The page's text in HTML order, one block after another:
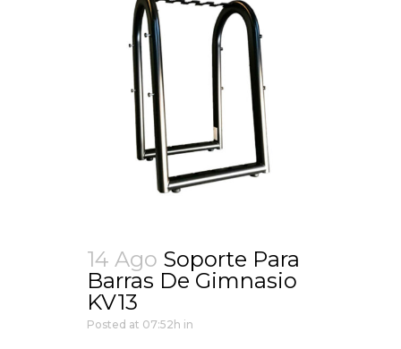
14 Ago Soporte Para
Barras De Gimnasio
KV13
Posted at 07:52h in